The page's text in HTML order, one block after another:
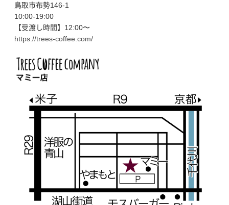
鳥取市布勢146-1
10:00-19:00
【受渡し時間】12:00〜
https://trees-coffee.com/